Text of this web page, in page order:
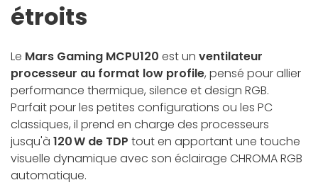
étroits
Le Mars Gaming MCPU120 est un ventilateur
processeur au format low profile, pensé pour allier
performance thermique, silence et design RGB.
Parfait pour les petites configurations ou les PC
classiques, il prend en charge des processeurs
jusqu'à 120 W de TDP tout en apportant une touche
visuelle dynamique avec son éclairage CHROMA RGB
automatique.